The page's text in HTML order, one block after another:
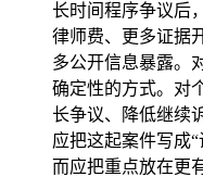
长时间程序争议后
律师费、更多证据
多公开信息暴露。
确定性的方式。对
长争议、降低继续
应把这起案件写成“
而应把重点放在更